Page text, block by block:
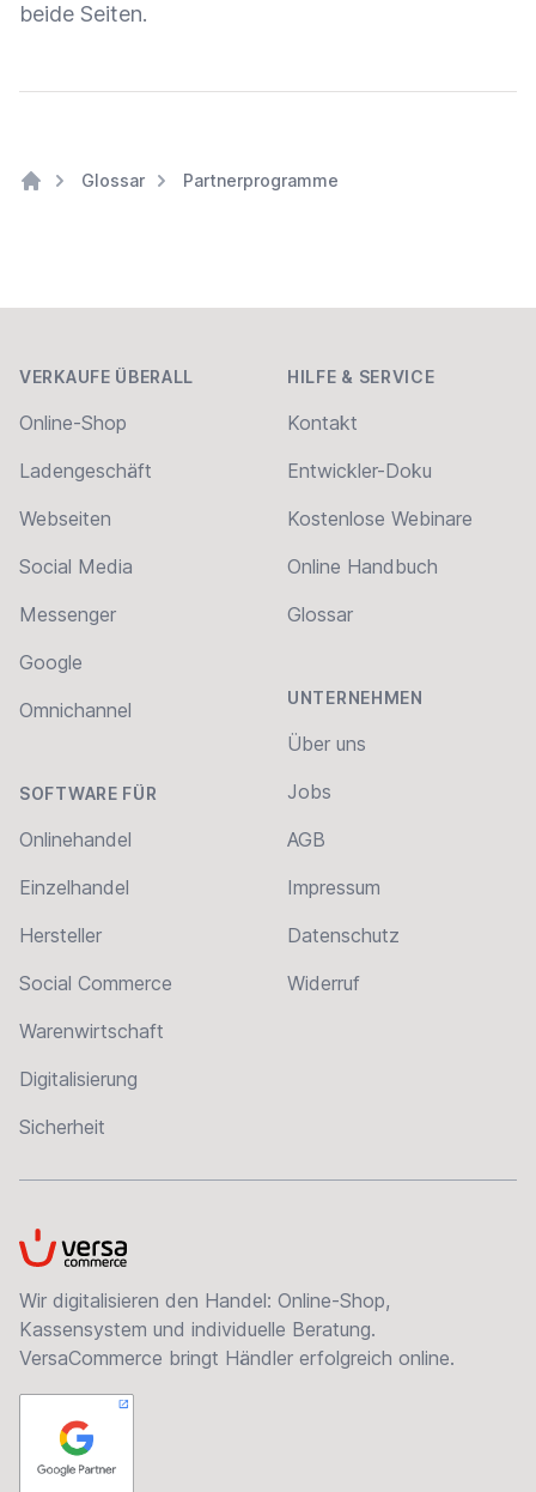
beide Seiten.
Glossar Partnerprogramme
VERKAUFE ÜBERALL
Online-Shop
Ladengeschäft
Webseiten
Social Media
Messenger
Google
Omnichannel
SOFTWARE FÜR
Onlinehandel
Einzelhandel
Hersteller
Social Commerce
Warenwirtschaft
Digitalisierung
Sicherheit
HILFE & SERVICE
Kontakt
Entwickler-Doku
Kostenlose Webinare
Online Handbuch
Glossar
UNTERNEHMEN
Über uns
Jobs
AGB
Impressum
Datenschutz
Widerruf
VersaCommerce
Wir digitalisieren den Handel: Online-Shop,
Kassensystem und individuelle Beratung.
VersaCommerce bringt Händler erfolgreich online.